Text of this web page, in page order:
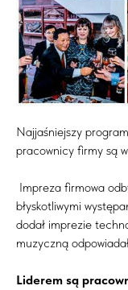
Najjaśniejszy
pracownicy firmy są
Impreza firmowa
błyskotliwymi
dodał imprezie
muzyczną
Liderem są